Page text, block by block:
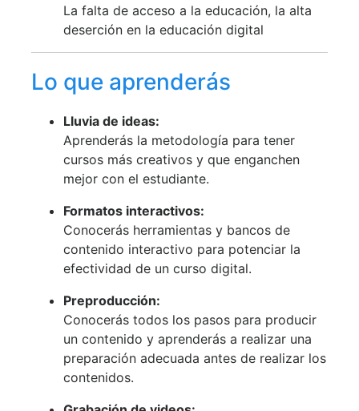
La falta de acceso a la educación, la alta
deserción en la educación digital
Lo que aprenderás
Lluvia de ideas:
Aprenderás la metodología para tener
cursos más creativos y que enganchen
mejor con el estudiante.
Formatos interactivos:
Conocerás herramientas y bancos de
contenido interactivo para potenciar la
efectividad de un curso digital.
Preproducción:
Conocerás todos los pasos para producir
un contenido y aprenderás a realizar una
preparación adecuada antes de realizar los
contenidos.